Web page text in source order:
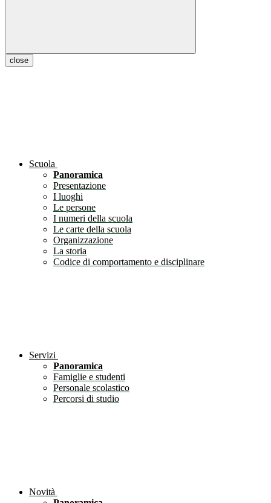
close
Scuola
Panoramica
Presentazione
I luoghi
Le persone
I numeri della scuola
Le carte della scuola
Organizzazione
La storia
Codice di comportamento e disciplinare
Servizi
Panoramica
Famiglie e studenti
Personale scolastico
Percorsi di studio
Novità